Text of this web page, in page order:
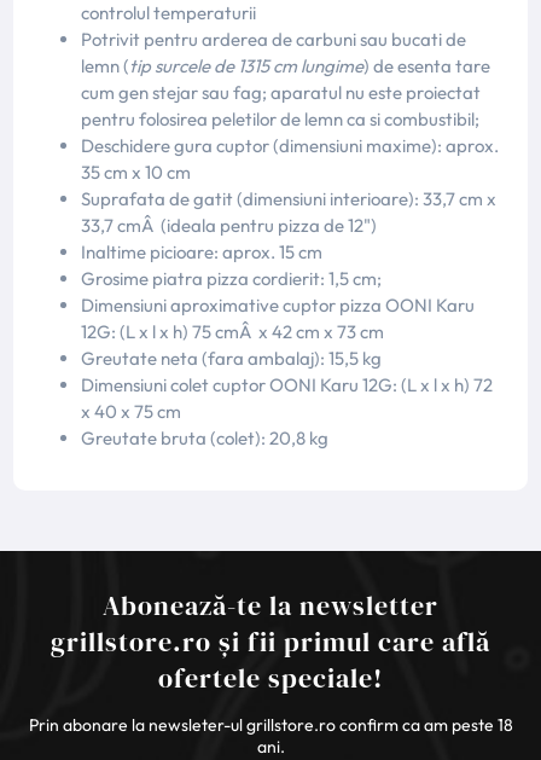
controlul temperaturii
Potrivit pentru arderea de carbuni sau bucati de
lemn (tip surcele de 1315 cm lungime) de esenta tare
cum gen stejar sau fag; aparatul nu este proiectat
pentru folosirea peletilor de lemn ca si combustibil;
Deschidere gura cuptor (dimensiuni maxime): aprox.
35 cm x 10 cm
Suprafata de gatit (dimensiuni interioare): 33,7 cm x
33,7 cmÂ (ideala pentru pizza de 12")
Inaltime picioare: aprox. 15 cm
Grosime piatra pizza cordierit: 1,5 cm;
Dimensiuni aproximative cuptor pizza OONI Karu
12G: (L x l x h) 75 cmÂ x 42 cm x 73 cm
Greutate neta (fara ambalaj): 15,5 kg
Dimensiuni colet cuptor OONI Karu 12G: (L x l x h) 72
x 40 x 75 cm
Greutate bruta (colet): 20,8 kg
Abonează-te la newsletter
grillstore.ro și fii primul care află
ofertele speciale!
Prin abonare la newsleter-ul grillstore.ro confirm ca am peste 18
ani.